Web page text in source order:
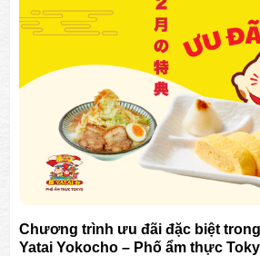
Chương trình ưu đãi đặc biệt
Yatai Yokocho – Phố ẩm thực